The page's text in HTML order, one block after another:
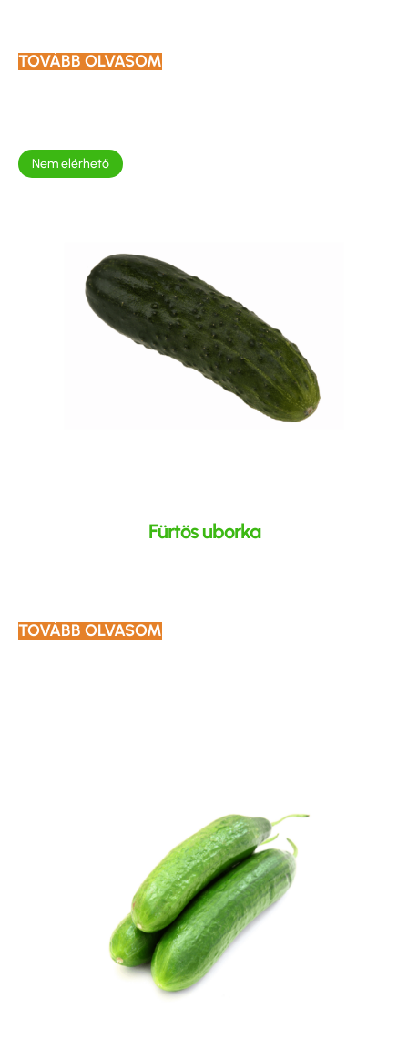
TOVÁBB OLVASOM
Nem elérhető
Fürtös uborka
TOVÁBB OLVASOM